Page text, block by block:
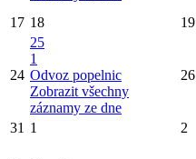
17 18 19
24
25
1
Odvoz popelnic
Zobrazit všechny
záznamy ze dne
26
31 1 2